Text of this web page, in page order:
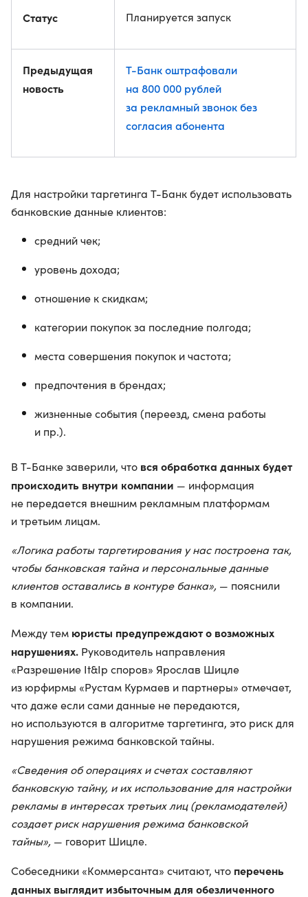
Статус Планируется запуск
Предыдущая
новость
Т-Банк оштрафовали
на 800 000 рублей
за рекламный звонок без
согласия абонента
Для настройки таргетинга Т-Банк будет использовать
банковские данные клиентов:
средний чек;
уровень дохода;
отношение к скидкам;
категории покупок за последние полгода;
места совершения покупок и частота;
предпочтения в брендах;
жизненные события (переезд, смена работы
и пр.).
В Т-Банке заверили, что вся обработка данных будет
происходить внутри компании — информация
не передается внешним рекламным платформам
и третьим лицам.
«Логика работы таргетирования у нас построена так,
чтобы банковская тайна и персональные данные
клиентов оставались в контуре банка», — пояснили
в компании.
Между тем юристы предупреждают о возможных
нарушениях. Руководитель направления
«Разрешение It&Ip споров» Ярослав Шицле
из юрфирмы «Рустам Курмаев и партнеры» отмечает,
что даже если сами данные не передаются,
но используются в алгоритме таргетинга, это риск для
нарушения режима банковской тайны.
«Сведения об операциях и счетах составляют
банковскую тайну, и их использование для настройки
рекламы в интересах третьих лиц (рекламодателей)
создает риск нарушения режима банковской
тайны», — говорит Шицле.
Собеседники «Коммерсанта» считают, что перечень
данных выглядит избыточным для обезличенного